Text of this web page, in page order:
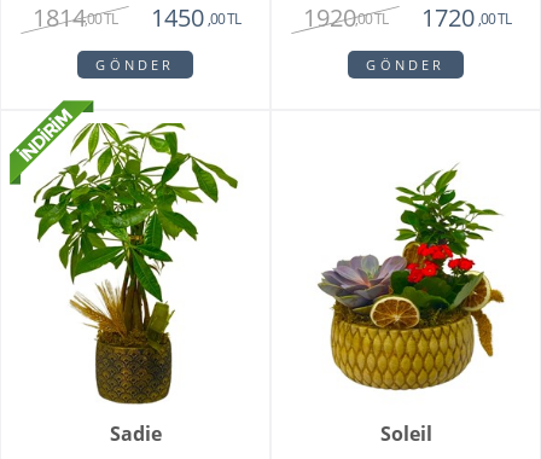
1814,00 TL 1450 ,00 TL
GÖNDER
1920,00 TL 1720 ,00 TL
GÖNDER
Sadie Soleil